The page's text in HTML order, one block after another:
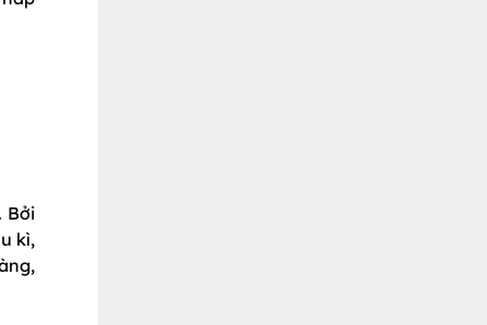
Bởi
kì,